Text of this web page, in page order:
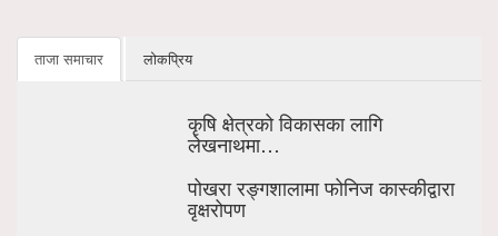
ताजा समाचार लोकप्रिय
कृषि क्षेत्रको विकासका लागि
लेखनाथमा…
पोखरा रङ्गशालामा फोनिज कास्कीद्वारा
वृक्षरोपण